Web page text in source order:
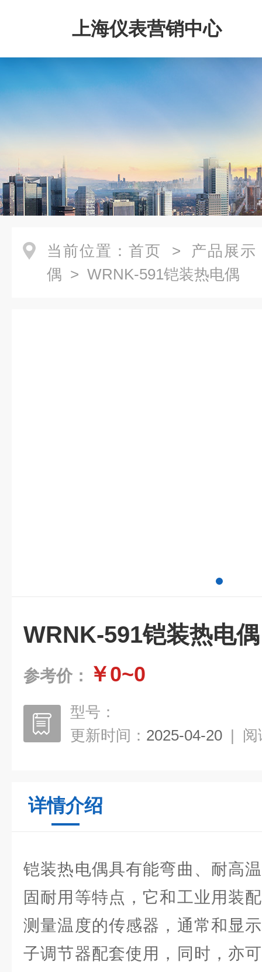
上海仪表营销中心
当前位置： 首页 > 产品展示
偶 > WRNK-591铠装热电偶
WRNK-591铠装热电偶
参考价： ￥0~0
型号：
更新时间： 2025-04-20 | 阅
详情介绍
铠装热电偶具有能弯曲、耐高
固耐用等特点，它和工业用装
测量温度的传感器，通常和显
子调节器配套使用，同时，亦